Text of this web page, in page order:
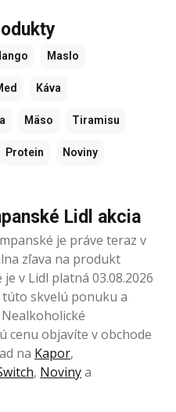
Maslo
Káva
Mäso Tiramisu
Protein Noviny
Lidl akcia
je práve teraz v
zľava na produkt
v Lidl platná 03.08.2026
túto skvelú ponuku a
cenu objavíte v obchode
na Kapor,
, Novinya